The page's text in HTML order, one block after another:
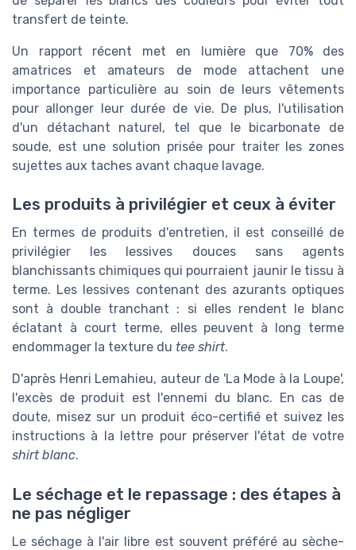
transfert de teinte.
Un rapport récent met en lumière que 70% des
amatrices et amateurs de mode attachent une
importance particulière au soin de leurs vêtements
pour allonger leur durée de vie. De plus, l'utilisation
d'un détachant naturel, tel que le bicarbonate de
soude, est une solution prisée pour traiter les zones
sujettes aux taches avant chaque lavage.
Les produits à privilégier et ceux à éviter
En termes de produits d'entretien, il est conseillé de
privilégier les lessives douces sans agents
blanchissants chimiques qui pourraient jaunir le tissu à
terme. Les lessives contenant des azurants optiques
sont à double tranchant : si elles rendent le blanc
éclatant à court terme, elles peuvent à long terme
endommager la texture du tee shirt.
D'après Henri Lemahieu, auteur de 'La Mode à la Loupe',
l'excès de produit est l'ennemi du blanc. En cas de
doute, misez sur un produit éco-certifié et suivez les
instructions à la lettre pour préserver l'état de votre
shirt blanc.
Le séchage et le repassage : des étapes à
ne pas négliger
Le séchage à l'air libre est souvent préféré au sèche-